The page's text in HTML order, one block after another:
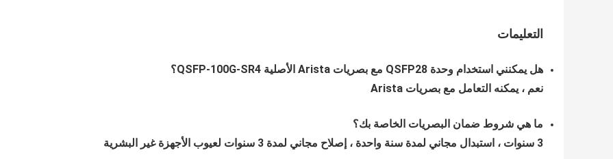
التعليمات
هل يمكنني استخدام وحدة QSFP28 مع بصريات Arista الأصلية QSFP-100G-SR4؟
نعم ، يمكنه التعامل مع بصريات Arista
ما هي شروط ضمان البصريات الخاصة بك؟
3 سنوات ، استبدال مجاني لمدة سنة واحدة ، إصلاح مجاني لمدة 3 سنوات لعيوب الأجهزة غير البشرية